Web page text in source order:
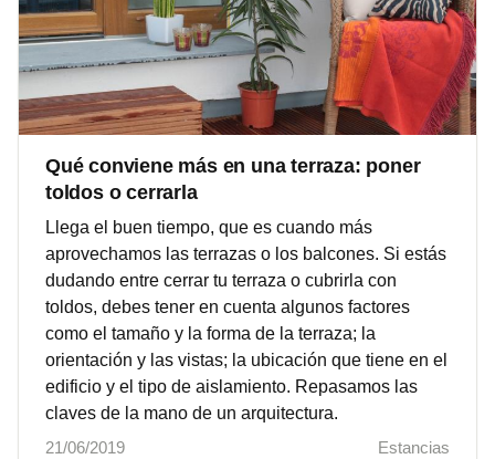
Qué conviene más en una terraza: poner
toldos o cerrarla
Llega el buen tiempo, que es cuando más
aprovechamos las terrazas o los balcones. Si estás
dudando entre cerrar tu terraza o cubrirla con
toldos, debes tener en cuenta algunos factores
como el tamaño y la forma de la terraza; la
orientación y las vistas; la ubicación que tiene en el
edificio y el tipo de aislamiento. Repasamos las
claves de la mano de un arquitectura.
21/06/2019
Estancias